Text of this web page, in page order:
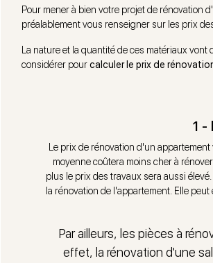
Pour mener à bien votre projet de rénovation
préalablement vous renseigner sur les prix
La nature et la quantité de ces matériaux
considérer pourcalculer le prix de
1 -
Le prix de rénovation d'un appartement
moyenne coûtera moins cher à
plus le prix des travaux sera aussi
la rénovation de l'appartement. Elle
Par ailleurs, les pièces à
effet, la rénovation d'une